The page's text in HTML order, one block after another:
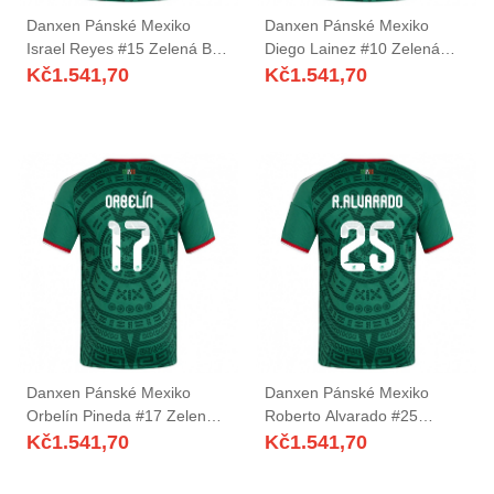
Danxen Pánské Mexiko
Israel Reyes #15 Zelená Bílá
Červená Domů Hráčské
Kč1.541,70
Danxen Pánské Mexiko
Diego Lainez #10 Zelená
Bílá Červená Domů Hráčské
Kč1.541,70
Danxen Pánské Mexiko
Orbelín Pineda #17 Zelená
Bílá Červená Domů Hráčské
Kč1.541,70
Danxen Pánské Mexiko
Roberto Alvarado #25
Zelená Bílá Červená Domů
Kč1.541,70